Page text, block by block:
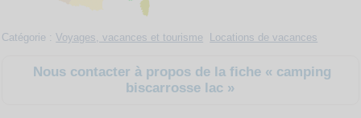
Catégorie :Voyages, vacances et tourisme Locations de vacances
Nous contacter à propos de la fiche « camping
biscarrosse lac »